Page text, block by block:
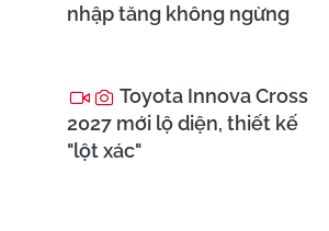
nhập tăng không ngừng
Toyota Innova Cross
2027 mới lộ diện, thiết kế
"lột xác"